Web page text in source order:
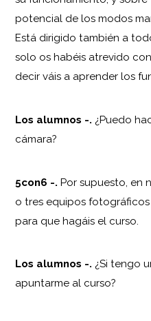
potencial de los modos
Está dirigido también a
solo os habéis atrevido
decir váis a aprender los
Los alumnos -. ¿Puedo
cámara?
5con6 -. Por supuesto, en
o tres equipos
para que hagáis el curso.
Los alumnos -. ¿Si tengo
apuntarme al curso?